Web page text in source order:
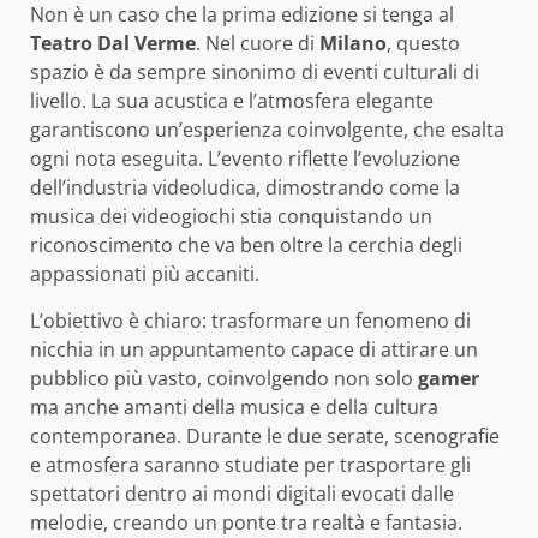
Non è un caso che la prima edizione si tenga al
Teatro Dal Verme. Nel cuore di Milano, questo
spazio è da sempre sinonimo di eventi culturali di
livello. La sua acustica e l’atmosfera elegante
garantiscono un’esperienza coinvolgente, che esalta
ogni nota eseguita. L’evento riflette l’evoluzione
dell’industria videoludica, dimostrando come la
musica dei videogiochi stia conquistando un
riconoscimento che va ben oltre la cerchia degli
appassionati più accaniti.
L’obiettivo è chiaro: trasformare un fenomeno di
nicchia in un appuntamento capace di attirare un
pubblico più vasto, coinvolgendo non solo gamer
ma anche amanti della musica e della cultura
contemporanea. Durante le due serate, scenografie
e atmosfera saranno studiate per trasportare gli
spettatori dentro ai mondi digitali evocati dalle
melodie, creando un ponte tra realtà e fantasia.